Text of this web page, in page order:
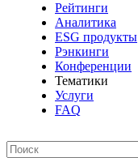
Рейтинги
Аналитика
ESG продукты
Рэнкинги
Конференции
Тематики
Услуги
FAQ